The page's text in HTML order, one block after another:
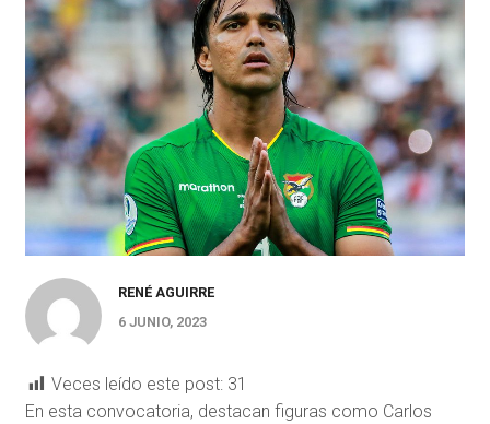
RENÉ AGUIRRE
6 JUNIO, 2023
Veces leído este post: 31
En esta convocatoria, destacan figuras como Carlos